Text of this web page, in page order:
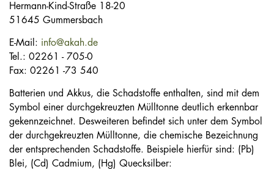
Hermann-Kind-Straße 18-20
51645 Gummersbach
E-Mail: info@akah.de
Tel.: 02261 - 705-0
Fax: 02261 -73 540
Batterien und Akkus, die Schadstoffe enthalten, sind mit dem
Symbol einer durchgekreuzten Mülltonne deutlich erkennbar
gekennzeichnet. Desweiteren befindet sich unter dem Symbol
der durchgekreuzten Mülltonne, die chemische Bezeichnung
der entsprechenden Schadstoffe. Beispiele hierfür sind: (Pb)
Blei, (Cd) Cadmium, (Hg) Quecksilber: